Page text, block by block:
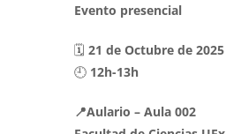
Evento presencial
🗓️ 21 de Octubre de 2025
🕘 12h-13h
📍Aulario – Aula 002